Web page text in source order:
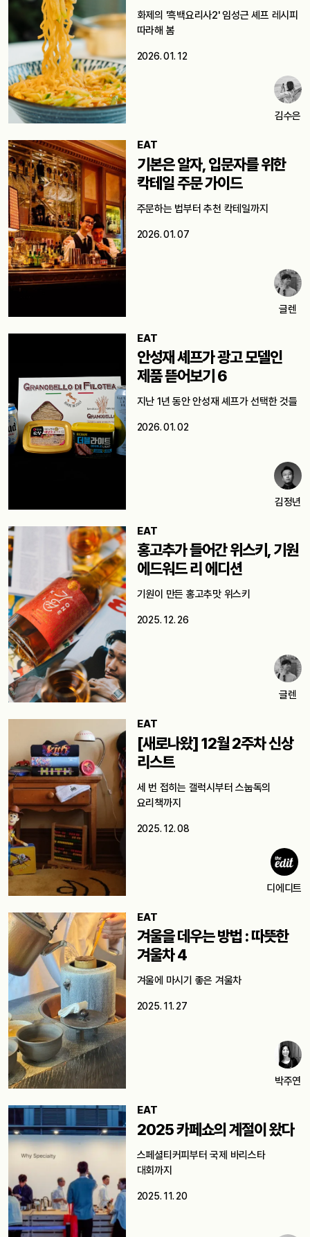
화제의 '흑백요리사2' 임성근 셰프 레시피
따라해 봄
2026. 01. 12
김수은
EAT
기본은 알자, 입문자를 위한
칵테일 주문 가이드
주문하는 법부터 추천 칵테일까지
2026. 01. 07
글렌
EAT
안성재 셰프가 광고 모델인
제품 뜯어보기 6
지난 1년 동안 안성재 셰프가 선택한 것들
2026. 01. 02
김정년
EAT
홍고추가 들어간 위스키, 기원
에드워드 리 에디션
기원이 만든 홍고추맛 위스키
2025. 12. 26
글렌
EAT
[새로나왔] 12월 2주차 신상
리스트
세 번 접히는 갤럭시부터 스눕독의
요리책까지
2025. 12. 08
디에디트
EAT
겨울을 데우는 방법 : 따뜻한
겨울차 4
겨울에 마시기 좋은 겨울차
2025. 11. 27
박주연
EAT
2025 카페쇼의 계절이 왔다
스페셜티커피부터 국제 바리스타
대회까지
2025. 11. 20